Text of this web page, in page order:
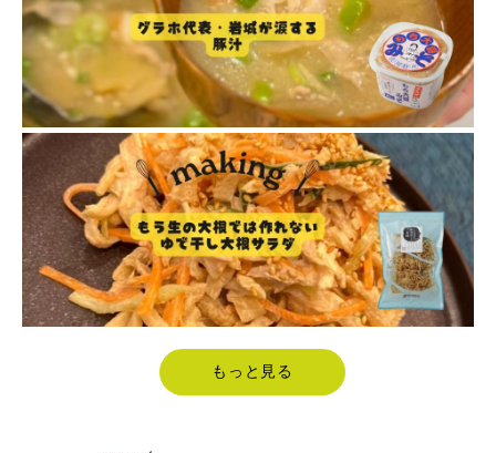
もっと見る